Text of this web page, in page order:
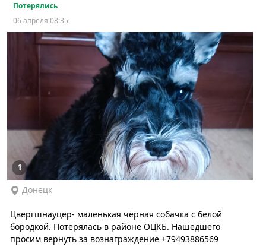
Потерялись
06 апреля 08:35
1
Донецк
Цвергшнауцер- маленькая чёрная собачка с белой
бородкой. Потерялась в районе ОЦКБ. Нашедшего
просим вернуть за вознаграждение +79493886569